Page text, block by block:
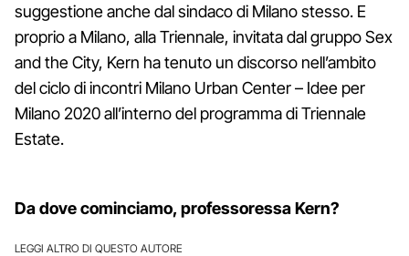
suggestione anche dal sindaco di Milano stesso. E
proprio a Milano, alla Triennale, invitata dal gruppo Sex
and the City, Kern ha tenuto un discorso nell’ambito
del ciclo di incontri Milano Urban Center – Idee per
Milano 2020 all’interno del programma di Triennale
Estate.
Da dove cominciamo, professoressa Kern?
LEGGI ALTRO DI QUESTO AUTORE